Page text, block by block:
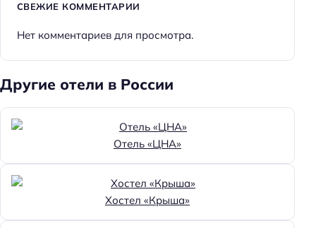
СВЕЖИЕ КОММЕНТАРИИ
Нет комментариев для просмотра.
Другие отели в России
Отель «ЦНА»
Хостел «Крыша»